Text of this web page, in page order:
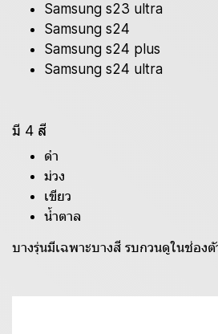
Samsung s23 ultra
Samsung s24
Samsung s24 plus
Samsung s24 ultra
มี 4 สี
ดำ
ม่วง
เขียว
น้ำตาล
บางรุ่นมีเฉพาะบางสี รบกวนดูในช่องตั